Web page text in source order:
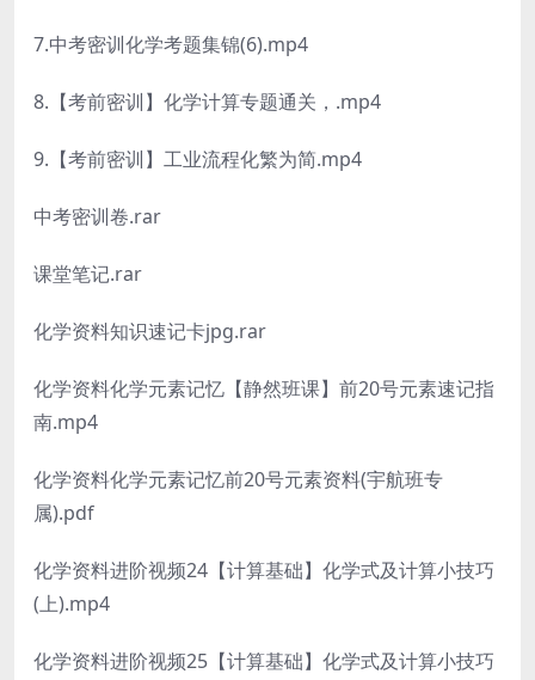
7.中考密训化学考题集锦(6).mp4
8.【考前密训】化学计算专题通关，.mp4
9.【考前密训】工业流程化繁为简.mp4
中考密训卷.rar
课堂笔记.rar
化学资料知识速记卡jpg.rar
化学资料化学元素记忆【静然班课】前20号元素速记指
南.mp4
化学资料化学元素记忆前20号元素资料(宇航班专
属).pdf
化学资料进阶视频24【计算基础】化学式及计算小技巧
(上).mp4
化学资料进阶视频25【计算基础】化学式及计算小技巧